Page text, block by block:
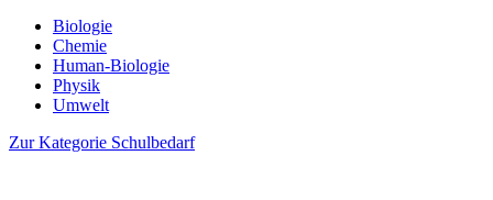
Biologie
Chemie
Human-Biologie
Physik
Umwelt
Zur Kategorie Schulbedarf